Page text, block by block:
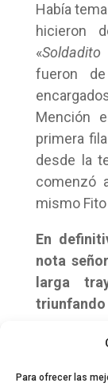
Para ofrecer las
Había
hicieron
«Soldadito
fueron
Mención
primera
desde la
comenzó
mismo
En
nota
larga
triunfando